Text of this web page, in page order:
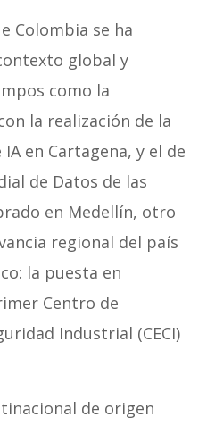
Colombia se ha
global y
como la
la realización de la
en Cartagena, y el de
de Datos de las
en Medellín, otro
regional del país
la puesta en
Centro de
Industrial (CECI)
de origen